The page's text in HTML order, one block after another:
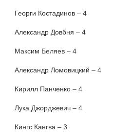
Георги Костадинов – 4
Александр Довбня – 4
Максим Беляев – 4
Александр Ломовицкий – 4
Кирилл Панченко – 4
Лука Джорджевич – 4
Кингс Кангва – 3